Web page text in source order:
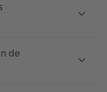
de